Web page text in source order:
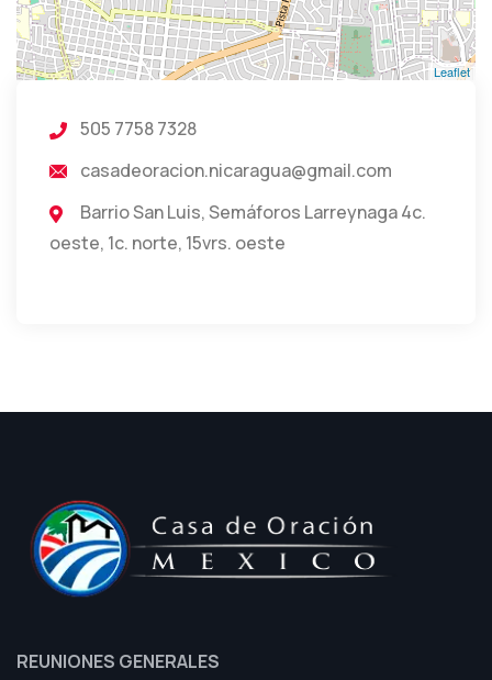
Leaflet
505 7758 7328
casadeoracion.nicaragua@gmail.com
Barrio San Luis, Semáforos Larreynaga 4c.
oeste, 1c. norte, 15vrs. oeste
REUNIONES GENERALES